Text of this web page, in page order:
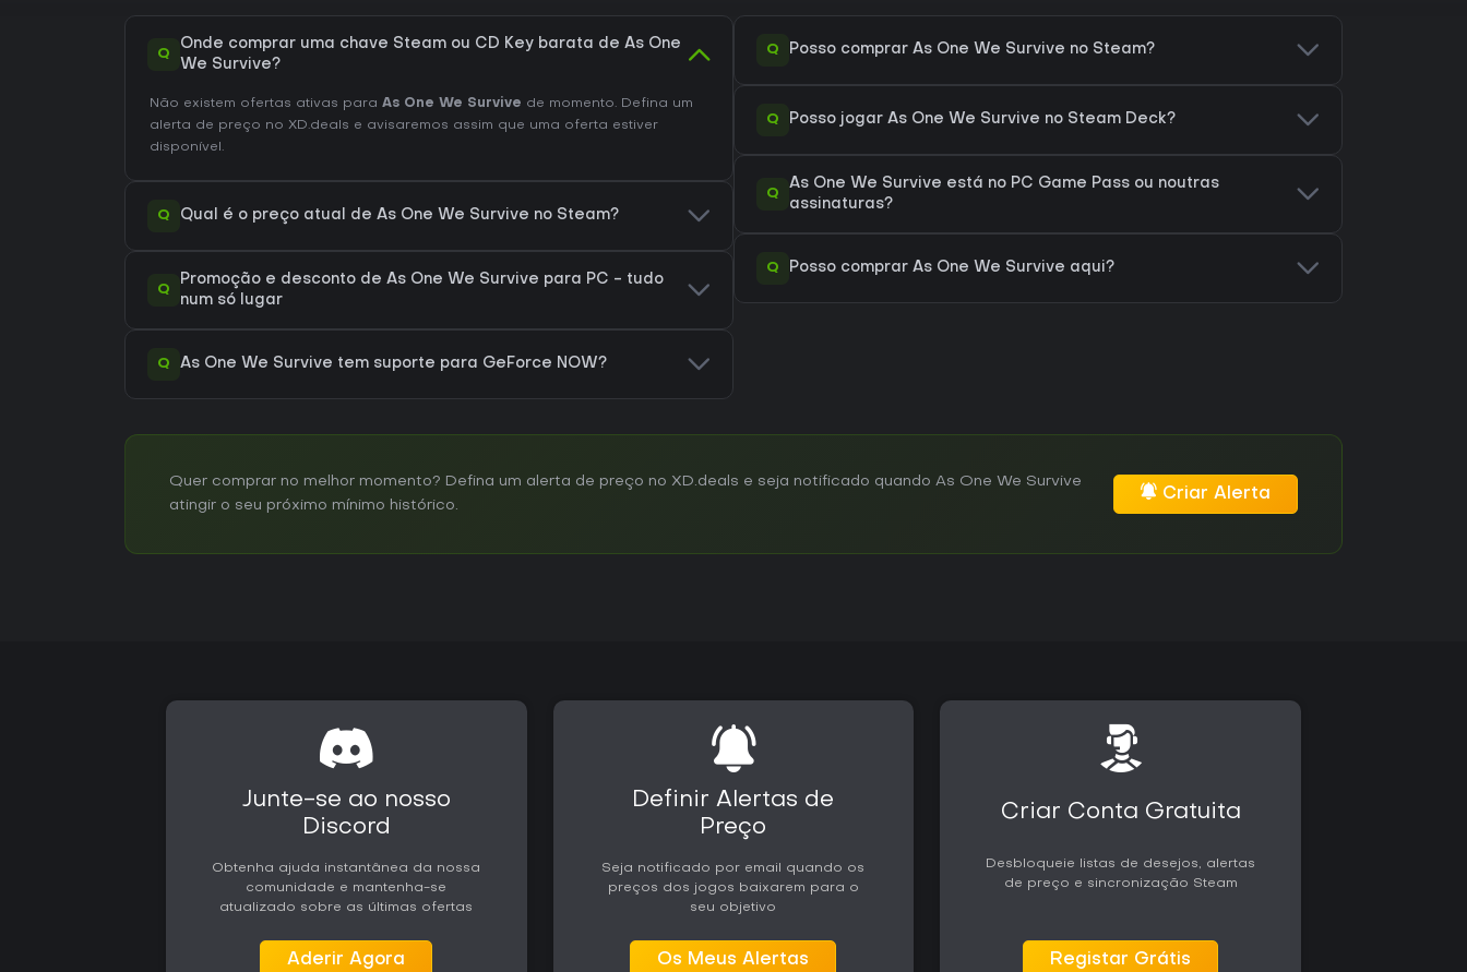
Q
Onde comprar uma chave Steam ou CD Key barata de As One
We Survive?
Não existem ofertas ativas para As One We Survive de momento. Defina um
alerta de preço no XD.deals e avisaremos assim que uma oferta estiver
disponível.
Q Qual é o preço atual de As One We Survive no Steam?
Q
Promoção e desconto de As One We Survive para PC - tudo
num só lugar
Q As One We Survive tem suporte para GeForce NOW?
Q Posso comprar As One We Survive no Steam?
Q Posso jogar As One We Survive no Steam Deck?
Q
As One We Survive está no PC Game Pass ou noutras
assinaturas?
Q Posso comprar As One We Survive aqui?
Quer comprar no melhor momento? Defina um alerta de preço no XD.deals e seja notificado quando As One We Survive
atingir o seu próximo mínimo histórico.
Criar Alerta
Junte-se ao nosso
Discord
Obtenha ajuda instantânea da nossa
comunidade e mantenha-se
atualizado sobre as últimas ofertas
Aderir Agora
Definir Alertas de
Preço
Seja notificado por email quando os
preços dos jogos baixarem para o
seu objetivo
Os Meus Alertas
Criar Conta Gratuita
Desbloqueie listas de desejos, alertas
de preço e sincronização Steam
Registar Grátis